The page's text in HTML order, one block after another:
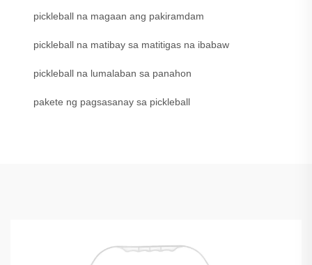
pickleball na magaan ang pakiramdam
pickleball na matibay sa matitigas na ibabaw
pickleball na lumalaban sa panahon
pakete ng pagsasanay sa pickleball